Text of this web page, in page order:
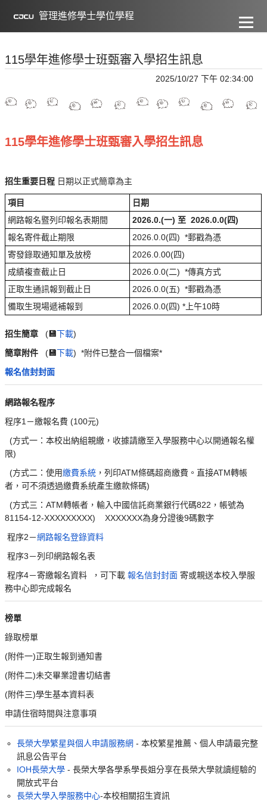
主
容
管理進修學士學位學程
115學年進修學士班甄審入學招生訊息
2025/10/27 下午 02:34:00
115學年進修學士班甄審入學招生訊息
招生重要日程 日期以正式簡章為主
項目
日期
網路報名暨列印報名表期間
2026.0.(一) 至 2026.0.0(四)
報名寄件截止期限
2026.0.0(四) *郵戳為憑
寄發錄取通知單及放榜
2026.0.00(四)
成績複查截止日
2026.0.0(二) *傳真方式
正取生通訊報到截止日
2026.0.0(五) *郵戳為憑
備取生現場遞補報到
2026.0.0(四) *上午10時
招生簡章 ( 💾下載)
簡章附件
( 💾下載) *附件已整合一個檔案*
報名信封封面
網路報名程序
程序1－繳報名費 (100元)
(方式一：本校出納組親繳，收據請繳至入學服務中心以開通報名權
限)
(方式二：使用繳費系統 ，列印ATM條碼超商繳費。直接ATM轉帳
者，可不須透過繳費系統產生繳款條碼)
(方式三：ATM轉帳者，輸入中國信託商業銀行代碼822，帳號為
81154-12-XXXXXXXXX) XXXXXXX為身分證後9碼數字
程序2－網路報名登錄資料
程序3－列印網路報名表
程序4－寄繳報名資料 ，可下載報名信封封面 寄或親送本校入學服
務中心即完成報名
榜單
錄取榜單
(附件一)正取生報到通知書
(附件二)未交畢業證書切結書
(附件三)學生基本資料表
申請住宿時間與注意事項
長榮大學繁星與個人申請服務網 - 本校繁星推薦、個人申請最完整
訊息公告平台
IOH長榮大學 - 長榮大學各學系學長姐分享在長榮大學就讀經驗的
開放式平台
長榮大學入學服務中心-本校相關招生資訊